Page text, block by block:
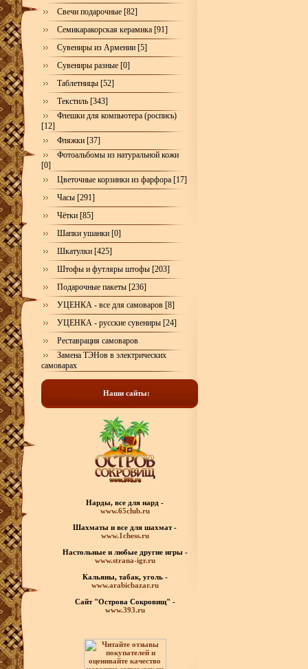
Свечи подарочные [82]
Семикаракорская керамика [91]
Сувениры из Армении [5]
Сувениры разные [0]
Таблетницы [52]
Текстиль [343]
Флешки для компьютера (роспись)
[12]
Фляжки [37]
Фотоальбомы из натуральной кожи
[0]
Цветочные корзинки из фарфора [17]
Часы [291]
Чётки [85]
Шапки ушанки [0]
Шкатулки [425]
Штофы и футляры штофы [203]
Подарочные пакеты [236]
УЦЕНКА - все для самоваров [8]
УЦЕНКА - русские сувениры [24]
Реставрация самоваров
Замена ТЭНов в электрических
самоварах
Наши сайты:
Нарды, все для нард -
www.65club.ru
Шахматы и все для шахмат -
www.1chess.ru
Настольные и любые другие игры -
www.strana-igr.ru
Кальяны, табак, уголь -
www.arabicbazar.ru
Сайт "Острова Сокровищ" -
www.393.ru